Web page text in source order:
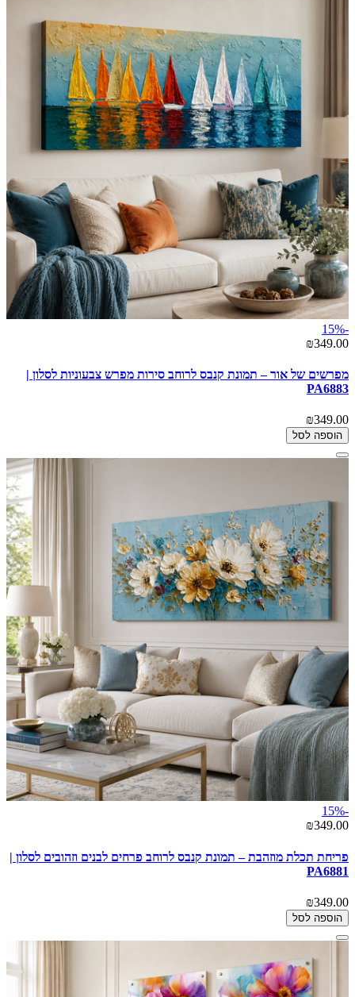
-15%
₪349.00
מפרשים של אור – תמונת קנבס לרוחב סירות מפרש צבעוניות לסלון |
PA6883
₪349.00
הוספה לסל
-15%
₪349.00
פריחת תכלת מוזהבת – תמונת קנבס לרוחב פרחים לבנים וזהובים לסלון |
PA6881
₪349.00
הוספה לסל